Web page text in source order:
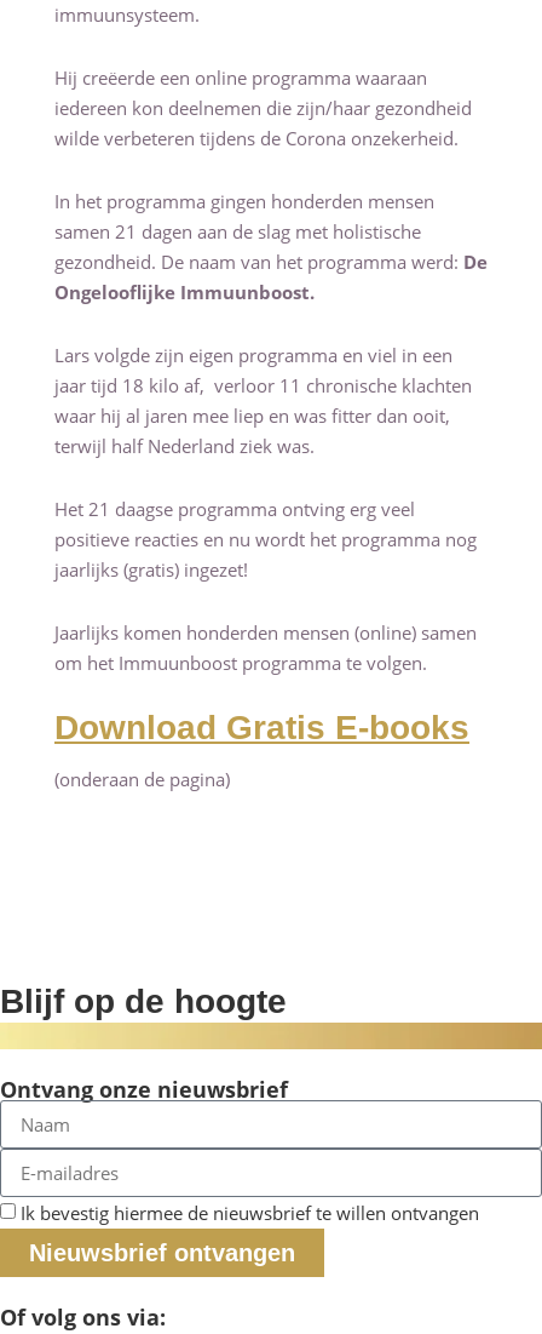
immuunsysteem.
Hij creëerde een online programma waaraan
iedereen kon deelnemen die zijn/haar gezondheid
wilde verbeteren tijdens de Corona onzekerheid.
In het programma gingen honderden mensen
samen 21 dagen aan de slag met holistische
gezondheid. De naam van het programma werd: De
Ongelooflijke Immuunboost.
Lars volgde zijn eigen programma en viel in een
jaar tijd 18 kilo af, verloor 11 chronische klachten
waar hij al jaren mee liep en was fitter dan ooit,
terwijl half Nederland ziek was.
Het 21 daagse programma ontving erg veel
positieve reacties en nu wordt het programma nog
jaarlijks (gratis) ingezet!
Jaarlijks komen honderden mensen (online) samen
om het Immuunboost programma te volgen.
Download Gratis E-books
(onderaan de pagina)
Blijf op de hoogte
Ontvang onze nieuwsbrief
Ik bevestig hiermee de nieuwsbrief te willen ontvangen
Nieuwsbrief ontvangen
Of volg ons via: